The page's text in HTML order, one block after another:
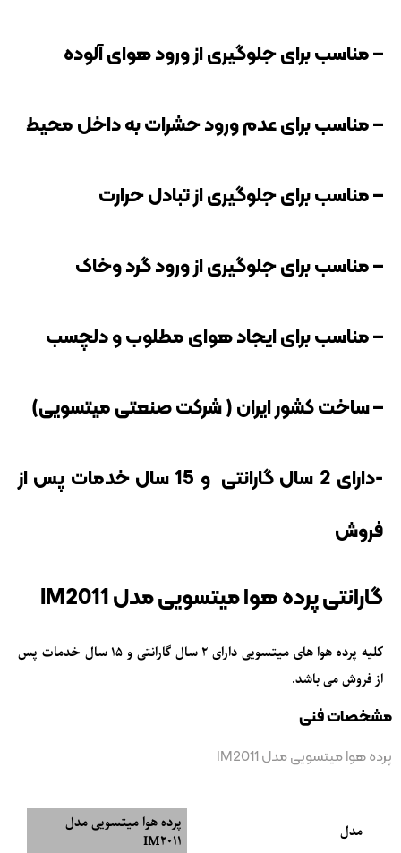
– مناسب برای جلوگیری از ورود هوای آلوده
– مناسب برای عدم ورود حشرات به داخل محیط
– مناسب برای جلوگیری از تبادل حرارت
– مناسب برای جلوگیری از ورود گرد وخاک
– مناسب برای ایجاد هوای مطلوب و دلچسب
– ساخت کشور ایران ( شرکت صنعتی میتسویی)
-دارای 2 سال گارانتی و 15 سال خدمات پس از
فروش
گارانتی پرده هوا میتسویی مدل IM2011
کلیه پرده هوا های میتسویی
دارای 2 سال گارانتی و 15 سال خدمات پس
از فروش می باشد.
مشخصات فنی
پرده هوا میتسویی مدل IM2011
مدل
پرده هوا میتسویی مدل
IM2011